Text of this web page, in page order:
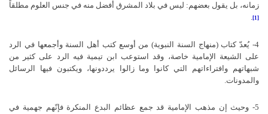
زمانه، بل يقول بعضهم: ليس في بلاد المشرق أفضل منه في جنس العلوم مطلقاً
[1]
.
4- يُعدّ كتاب (منهاج السنة النبوية) من أوسع كتب أهل السنة وأجمعها في الرد
على الشيعة الإمامية خاصة، وقد استوعب ابن تيمية فيه الرد على كثير من
شبهاتهم وافتراءاتهم التي كانوا وما زالوا يرددونها، ويكتبون فيها الرسائل
والمدونات.
5- وحيث إن مذهب الإمامية قد جمع عظائم البدع المنكرة فإنّهم جهمية في